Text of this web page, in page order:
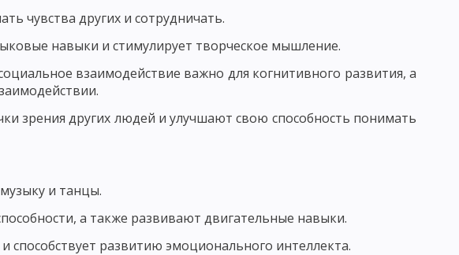
ПРОЦЕССА. ВОСПИТАННОСТЬ, ЕЕ УРОВНИ И КРИТЕРИИ
ЗАКОНОМЕРНОСТИ ПРОЦЕССА ВОСПИТАНИЯ
В ВОСПИТАНИИ
чувства других и сотрудничать.
навыки и стимулирует творческое мышление.
взаимодействие важно для когнитивного развития, а
зрения других людей и улучшают свою способность понимать
и танцы.
а также развивают двигательные навыки.
развитию эмоционального интеллекта.